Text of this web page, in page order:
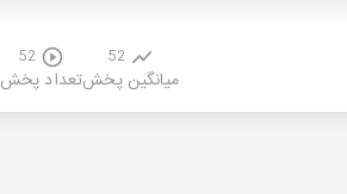
52
میانگین پخش
52
تعداد پخش